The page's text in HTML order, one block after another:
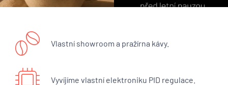
Vlastní showroom a pražírna kávy.
Vyvíjíme vlastní elektroniku PID regulace.